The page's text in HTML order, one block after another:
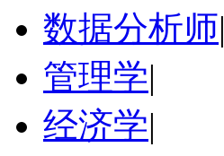
数据分析师|
管理学|
经济学|